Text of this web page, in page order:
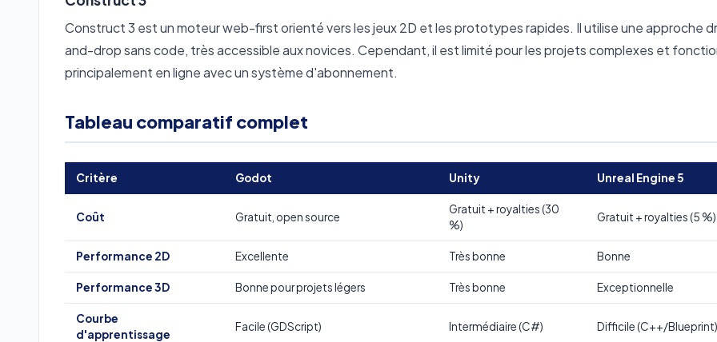
Construct 3 est un moteur web-first orienté vers les jeux 2D et les prototypes rapides. Il utilise une approche
and-drop sans code, très accessible aux novices. Cependant, il est limité pour les projets complexes et
principalement en ligne avec un système d'abonnement.
Tableau comparatif complet
Critère Godot Unity Unreal Engine 5
Coût Gratuit, open source
Gratuit + royalties (30
%)
Gratuit + royalties (5 %)
Performance 2D Excellente Très bonne Bonne
Performance 3D Bonne pour projets légers Très bonne Exceptionnelle
Courbe
d'apprentissage
Facile (GDScript) Intermédiaire (C#) Difficile (C++/